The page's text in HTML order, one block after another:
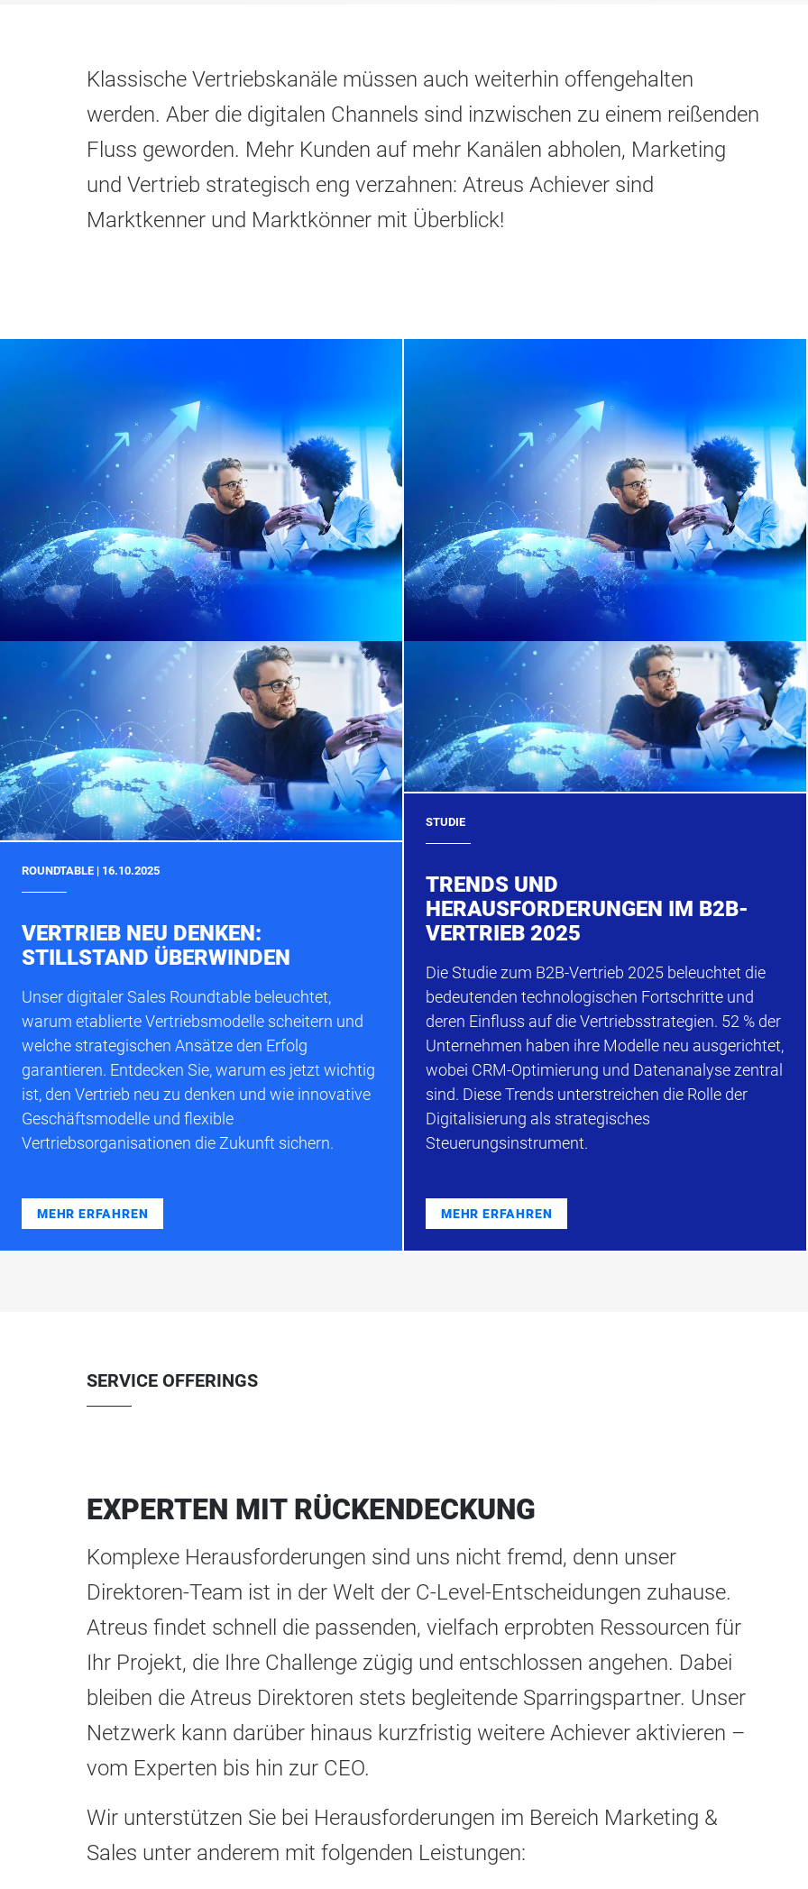
Klassische Vertriebskanäle müssen auch weiterhin offengehalten
werden. Aber die digitalen Channels sind inzwischen zu einem reißenden
Fluss geworden. Mehr Kunden auf mehr Kanälen abholen, Marketing
und Vertrieb strategisch eng verzahnen: Atreus Achiever sind
Marktkenner und Marktkönner mit Überblick!
ROUNDTABLE | 16.10.2025
VERTRIEB NEU DENKEN:
STILLSTAND ÜBERWINDEN
Unser digitaler Sales Roundtable beleuchtet,
warum etablierte Vertriebsmodelle scheitern und
welche strategischen Ansätze den Erfolg
garantieren. Entdecken Sie, warum es jetzt wichtig
ist, den Vertrieb neu zu denken und wie innovative
Geschäftsmodelle und flexible
Vertriebsorganisationen die Zukunft sichern.
MEHR ERFAHREN
STUDIE
TRENDS UND
HERAUSFORDERUNGEN IM B2B-
VERTRIEB 2025
Die Studie zum B2B-Vertrieb 2025 beleuchtet die
bedeutenden technologischen Fortschritte und
deren Einfluss auf die Vertriebsstrategien. 52 % der
Unternehmen haben ihre Modelle neu ausgerichtet,
wobei CRM-Optimierung und Datenanalyse zentral
sind. Diese Trends unterstreichen die Rolle der
Digitalisierung als strategisches
Steuerungsinstrument.
MEHR ERFAHREN
SERVICE OFFERINGS
EXPERTEN MIT RÜCKENDECKUNG
Komplexe Herausforderungen sind uns nicht fremd, denn unser
Direktoren-Team ist in der Welt der C-Level-Entscheidungen zuhause.
Atreus findet schnell die passenden, vielfach erprobten Ressourcen für
Ihr Projekt, die Ihre Challenge zügig und entschlossen angehen. Dabei
bleiben die Atreus Direktoren stets begleitende Sparringspartner. Unser
Netzwerk kann darüber hinaus kurzfristig weitere Achiever aktivieren –
vom Experten bis hin zur CEO.
Wir unterstützen Sie bei Herausforderungen im Bereich Marketing &
Sales unter anderem mit folgenden Leistungen: